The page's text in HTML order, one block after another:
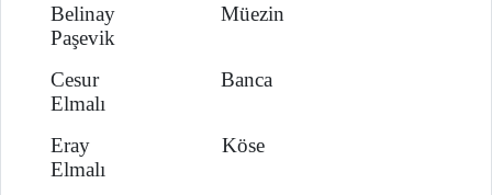
Belinay Müezin
Paşevik
Cesur Banca
Elmalı
Eray Köse
Elmalı